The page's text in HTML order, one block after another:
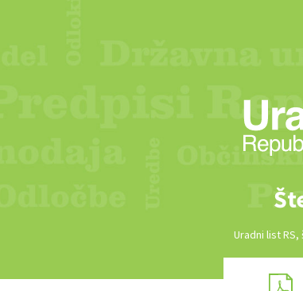
Uradni list RS,